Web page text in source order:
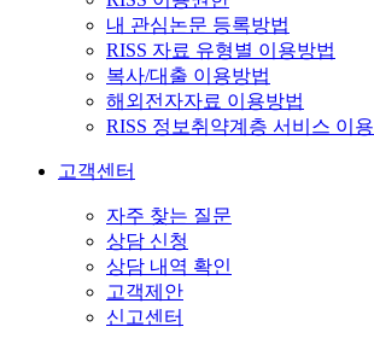
내 관심논문 등록방법
RISS 자료 유형별 이용방법
복사/대출 이용방법
해외전자자료 이용방법
RISS 정보취약계층 서비스 이
고객센터
자주 찾는 질문
상담 신청
상담 내역 확인
고객제안
신고센터